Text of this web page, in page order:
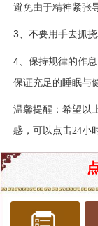
避免由于精神紧张
3、 不要用手去抓
4、 保持规律的作
保证充足的睡眠与
温馨提醒：希望以
惑，可以点击24小